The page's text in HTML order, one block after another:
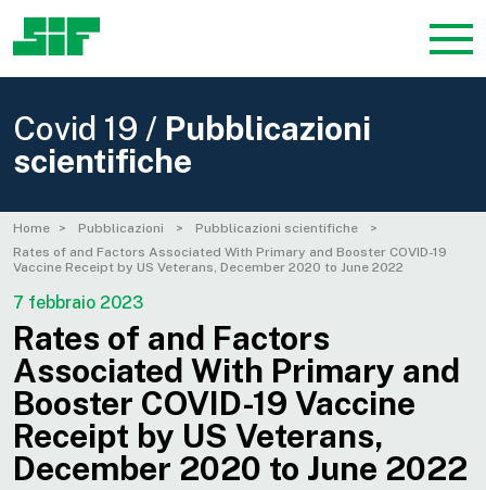
Covid 19 / Pubblicazioni
scientifiche
Home Pubblicazioni
Pubblicazioni scientifiche
Rates of and Factors Associated With Primary and Booster COVID-19
Vaccine Receipt by US Veterans, December 2020 to June 2022
7 febbraio 2023
Rates of and Factors
Associated With Primary and
Booster COVID-19 Vaccine
Receipt by US Veterans,
December 2020 to June 2022